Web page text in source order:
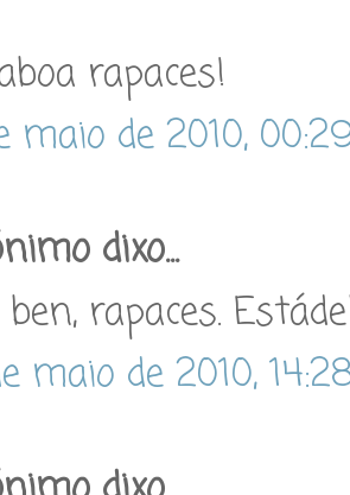
rapaces!
maio de 2010,
dixo...
rapaces.
maio de 2010,